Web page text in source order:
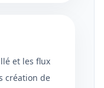
et les flux
création de